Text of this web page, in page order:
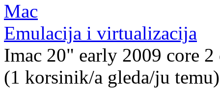
Mac
Emulacija i virtualizacija
Imac 20" early 2009 core
(1 korsinik/a gleda/ju